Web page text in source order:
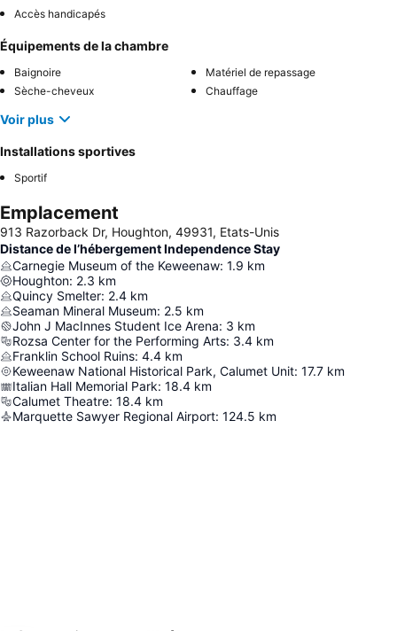
Accès handicapés
Équipements de la chambre
Baignoire
Matériel de repassage
Sèche-cheveux
Chauffage
Voir plus
Installations sportives
Sportif
Emplacement
913 Razorback Dr, Houghton, 49931, Etats-Unis
Distance de l’hébergement Independence Stay
Carnegie Museum of the Keweenaw: 1.9 km
Houghton: 2.3 km
Quincy Smelter: 2.4 km
Seaman Mineral Museum: 2.5 km
John J MacInnes Student Ice Arena: 3 km
Rozsa Center for the Performing Arts: 3.4 km
Franklin School Ruins: 4.4 km
Keweenaw National Historical Park, Calumet Unit: 17.7 km
Italian Hall Memorial Park: 18.4 km
Calumet Theatre: 18.4 km
Marquette Sawyer Regional Airport: 124.5 km